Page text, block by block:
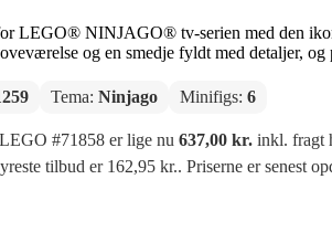
LEGO® NINJAGO® tv-serien med den
og en smedje fyldt med detaljer,
Tema: Ninjago Minifigs: 6
#71858 er lige nu 637,00 kr.inkl. fragt
tilbud er 162,95 kr.. Priserne er senest